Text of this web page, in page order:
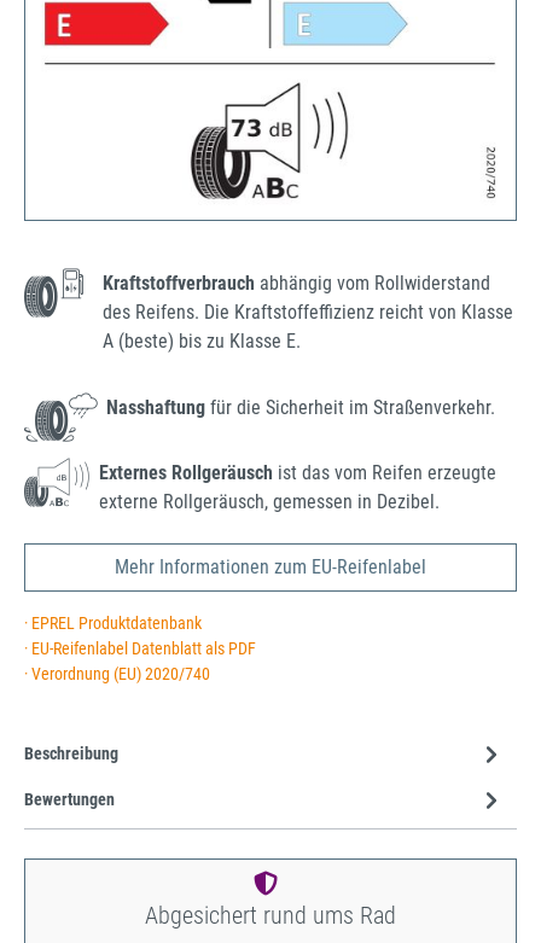
Kraftstoffverbrauch abhängig vom Rollwiderstand
des Reifens. Die Kraftstoffeffizienz reicht von Klasse
A (beste) bis zu Klasse E.
Nasshaftung für die Sicherheit im Straßenverkehr.
Externes Rollgeräusch ist das vom Reifen erzeugte
externe Rollgeräusch, gemessen in Dezibel.
Mehr Informationen zum EU-Reifenlabel
· EPREL Produktdatenbank
· EU-Reifenlabel Datenblatt als PDF
· Verordnung (EU) 2020/740
Beschreibung
Bewertungen
Abgesichert rund ums Rad